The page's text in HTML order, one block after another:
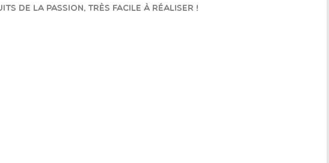
de la passion, très facile à réaliser !